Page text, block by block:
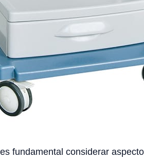
fundamental considerar